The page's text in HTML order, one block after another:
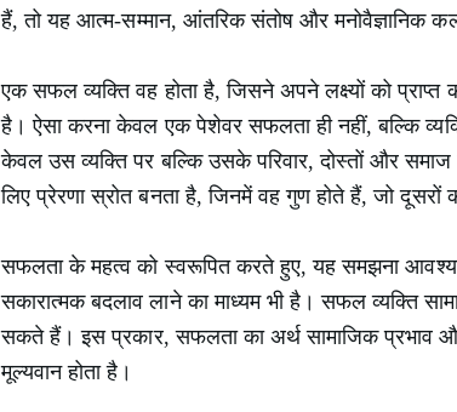
हैं, तो यह आत्म-सम्मान, आंतरिक संतोष और मनोवैज्ञानिक
एक सफल व्यक्ति वह होता है, जिसने अपने लक्ष्यों को
है। ऐसा करना केवल एक पेशेवर सफलता ही नहीं, बल्कि
केवल उस व्यक्ति पर बल्कि उसके परिवार, दोस्तों और
लिए प्रेरणा स्रोत बनता है, जिनमें वह गुण होते हैं, जो
सफलता के महत्व को स्वरूपित करते हुए, यह समझना
सकारात्मक बदलाव लाने का माध्यम भी है। सफल व्यक्ति
सकते हैं। इस प्रकार, सफलता का अर्थ सामाजिक प्रभाव
मूल्यवान होता है।